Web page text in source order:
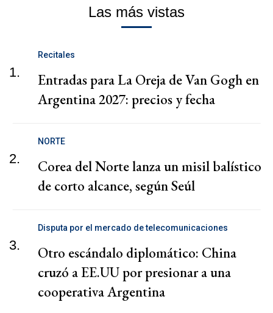
Las más vistas
1.
Recitales
Entradas para La Oreja de Van Gogh en
Argentina 2027: precios y fecha
2.
NORTE
Corea del Norte lanza un misil balístico
de corto alcance, según Seúl
3.
Disputa por el mercado de telecomunicaciones
Otro escándalo diplomático: China
cruzó a EE.UU por presionar a una
cooperativa Argentina